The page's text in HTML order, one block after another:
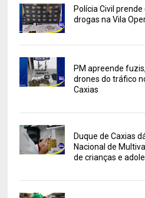
Polícia Civil
drogas na Vila
PM apreende
drones do tráfico
Caxias
Duque de Caxias
Nacional de
de crianças e